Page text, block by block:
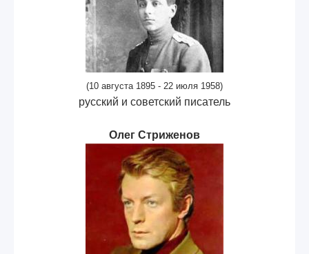
(10 августа 1895 - 22 июля 1958)
русский и советский писатель
Олег Стриженов